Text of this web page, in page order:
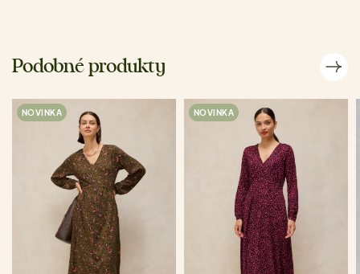
Podobné produkty
NOVINKA NOVINKA